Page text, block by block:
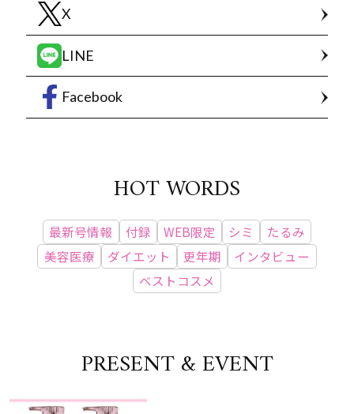
X
LINE
Facebook
HOT WORDS
最新号情報 付録 WEB限定 シミ
たるみ
美容医療
ダイエット 更年期
インタビュー
ベストコスメ
PRESENT & EVENT